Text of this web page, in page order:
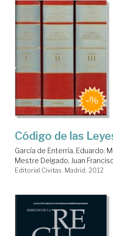
Código de las
García de Enterría, Eduardo;
Mestre Delgado, Juan
Editorial Civitas. Madrid, 2012